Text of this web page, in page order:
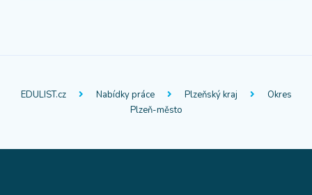
EDULIST.cz Nabídky práce Plzeňský kraj
Okres
Plzeň-město